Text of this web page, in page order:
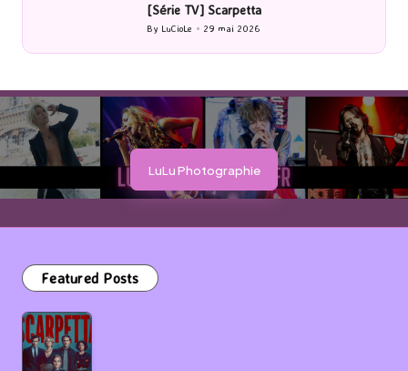
[Série TV] Scarpetta
Posted
by
By LuCioLe 29 mai 2026
LuLu Photographie
Featured Posts